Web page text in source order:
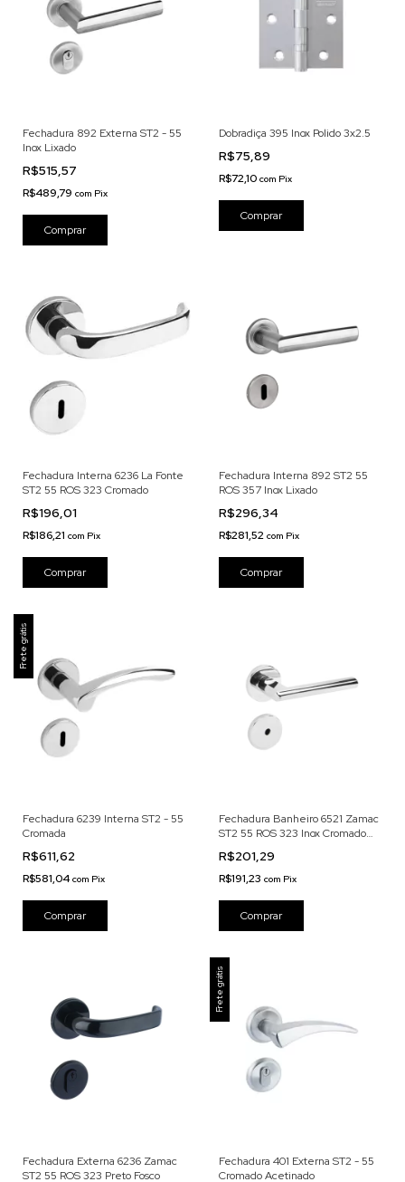
Fechadura 892 Externa ST2 - 55
Inox Lixado
R$515,57
R$489,79 com Pix
Dobradiça 395 Inox Polido 3x2.5
R$75,89
R$72,10 com Pix
Fechadura Interna 6236 La Fonte
ST2 55 ROS 323 Cromado
R$196,01
R$186,21 com Pix
Fechadura Interna 892 ST2 55
ROS 357 Inox Lixado
R$296,34
R$281,52 com Pix
Frete grátis
Fechadura 6239 Interna ST2 - 55
Cromada
R$611,62
R$581,04 com Pix
Fechadura Banheiro 6521 Zamac
ST2 55 ROS 323 Inox Cromado
R$201,29
R$191,23 com Pix
Fechadura Externa 6236 Zamac
ST2 55 ROS 323 Preto Fosco
Frete grátis
Fechadura 401 Externa ST2 - 55
Cromado Acetinado